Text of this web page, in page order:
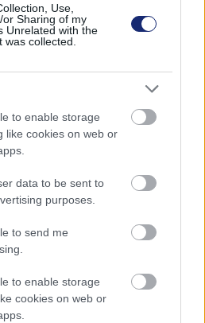
Use,
Sharing of my
Unrelated with the
collected.
to enable storage
like cookies on web or
data to be sent to
purposes.
to send me
to enable storage
cookies on web or
napenergiát
állítana Föld körüli pályára,
energiát.